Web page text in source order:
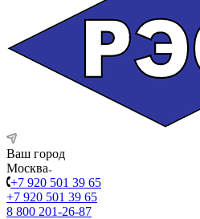
Ваш город
Москва
+7 920 501 39 65
+7 920 501 39 65
8 800 201-26-87